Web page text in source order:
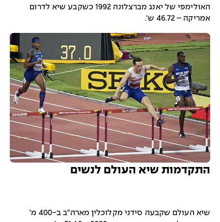
האולימפי של יאנג מברצלונה 1992 כשקבע שיא לדרום
אמריקה – 46.72 ש'.
התקדמות שיא העולם לנשים
שיא העולם שקבעה סידני מקלוכלין מארה"ב ב-400 מ'